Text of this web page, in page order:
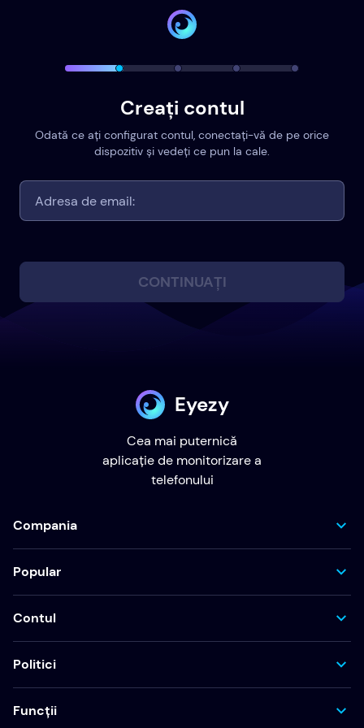
Creați contul
Odată ce ați configurat contul, conectați-vă de pe orice
dispozitiv și vedeți ce pun la cale.
CONTINUAȚI
Eyezy
Cea mai puternică
aplicație de monitorizare a
telefonului
Compania
Popular
Contul
Politici
Funcții